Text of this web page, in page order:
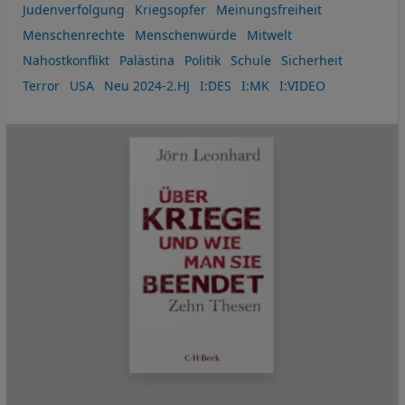
Judenverfolgung
Kriegsopfer
Meinungsfreiheit
Menschenrechte
Menschenwürde
Mitwelt
Nahostkonflikt
Palästina Politik Schule
Sicherheit
Terror
USA Neu 2024-2.HJ I:DES I:MK I:VIDEO